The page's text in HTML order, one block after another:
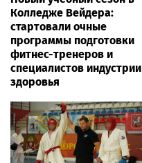
Колледже Вейдера:
стартовали очные
программы подготовки
фитнес-тренеров и
специалистов индустрии
здоровья